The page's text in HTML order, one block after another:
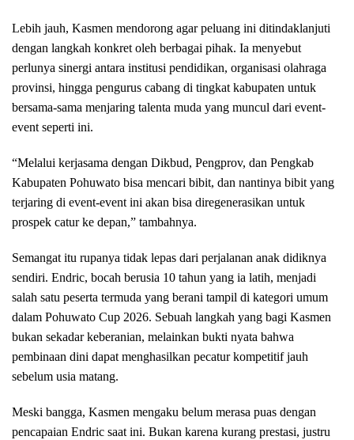
Lebih jauh, Kasmen mendorong agar peluang ini ditindaklanjuti
dengan langkah konkret oleh berbagai pihak. Ia menyebut
perlunya sinergi antara institusi pendidikan, organisasi olahraga
provinsi, hingga pengurus cabang di tingkat kabupaten untuk
bersama-sama menjaring talenta muda yang muncul dari event-
event seperti ini.
“Melalui kerjasama dengan Dikbud, Pengprov, dan Pengkab
Kabupaten Pohuwato bisa mencari bibit, dan nantinya bibit yang
terjaring di event-event ini akan bisa diregenerasikan untuk
prospek catur ke depan,” tambahnya.
Semangat itu rupanya tidak lepas dari perjalanan anak didiknya
sendiri. Endric, bocah berusia 10 tahun yang ia latih, menjadi
salah satu peserta termuda yang berani tampil di kategori umum
dalam Pohuwato Cup 2026. Sebuah langkah yang bagi Kasmen
bukan sekadar keberanian, melainkan bukti nyata bahwa
pembinaan dini dapat menghasilkan pecatur kompetitif jauh
sebelum usia matang.
Meski bangga, Kasmen mengaku belum merasa puas dengan
pencapaian Endric saat ini. Bukan karena kurang prestasi, justru